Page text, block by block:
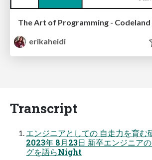
The Art of Programming - Codeland
erikaheidi
Transcript
エンジニアとしての 自走力を育む
2023年 8月23日 新卒エンジニア
グを語らNight